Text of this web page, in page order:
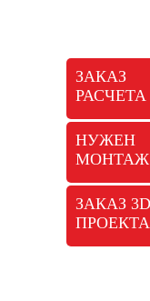
ЗАКАЗ
РАСЧЕТА
НУЖЕН
МОНТАЖ
ЗАКАЗ 3D
ПРОЕКТА